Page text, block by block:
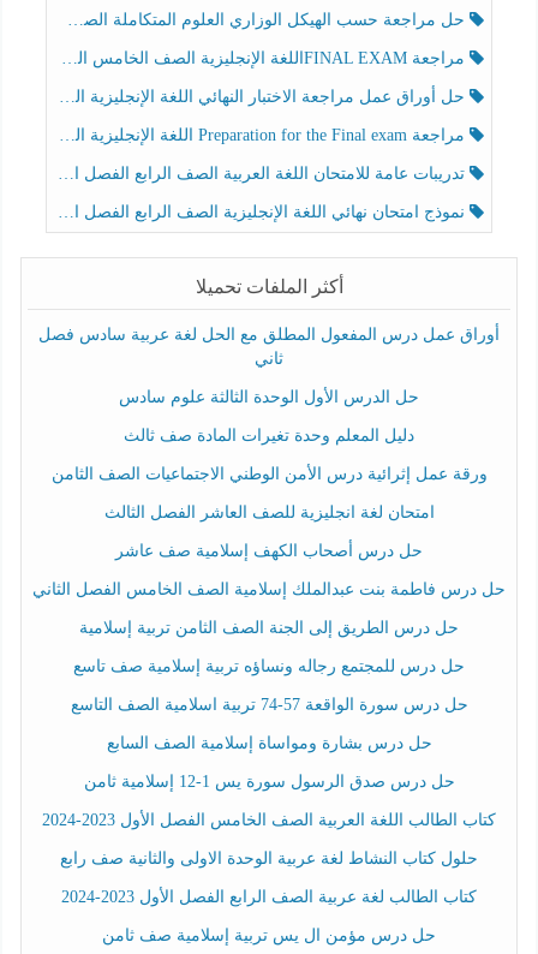
حل مراجعة حسب الهيكل الوزاري العلوم المتكاملة الصف الخامس عام الفصل الثالث
مراجعة FINAL EXAMاللغة الإنجليزية الصف الخامس الفصل الثالث
حل أوراق عمل مراجعة الاختبار النهائي اللغة الإنجليزية الصف الرابع الفصل الثالث
مراجعة Preparation for the Final exam اللغة الإنجليزية الصف الرابع الفصل الثالث
تدريبات عامة للامتحان اللغة العربية الصف الرابع الفصل الثالث
نموذج امتحان نهائي اللغة الإنجليزية الصف الرابع الفصل الثالث
أكثر الملفات تحميلا
أوراق عمل درس المفعول المطلق مع الحل لغة عربية سادس فصل
ثاني
حل الدرس الأول الوحدة الثالثة علوم سادس
دليل المعلم وحدة تغيرات المادة صف ثالث
ورقة عمل إثرائية درس الأمن الوطني الاجتماعيات الصف الثامن
امتحان لغة انجليزية للصف العاشر الفصل الثالث
حل درس أصحاب الكهف إسلامية صف عاشر
حل درس فاطمة بنت عبدالملك إسلامية الصف الخامس الفصل الثاني
حل درس الطريق إلى الجنة الصف الثامن تربية إسلامية
حل درس للمجتمع رجاله ونساؤه تربية إسلامية صف تاسع
حل درس سورة الواقعة 57-74 تربية اسلامية الصف التاسع
حل درس بشارة ومواساة إسلامية الصف السابع
حل درس صدق الرسول سورة يس 1-12 إسلامية ثامن
كتاب الطالب اللغة العربية الصف الخامس الفصل الأول 2023-2024
حلول كتاب النشاط لغة عربية الوحدة الاولى والثانية صف رابع
كتاب الطالب لغة عربية الصف الرابع الفصل الأول 2023-2024
حل درس مؤمن ال يس تربية إسلامية صف ثامن